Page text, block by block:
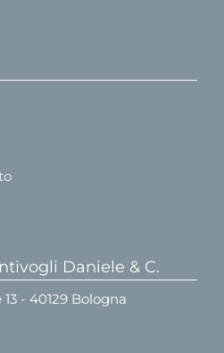
Daniele & C.
- 40129 Bologna